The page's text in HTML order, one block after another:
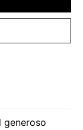
generoso